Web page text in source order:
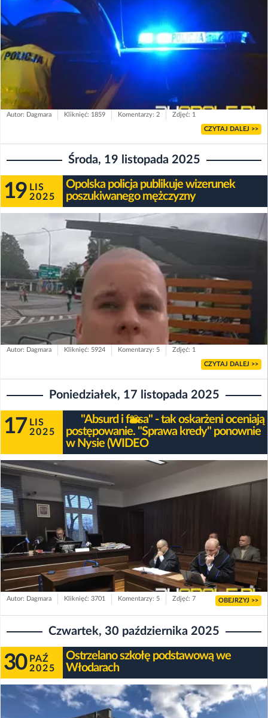
Autor: Dagmara Kliknięć: 1859 Komentarzy: 2 Zdjęć: 1
CZYTAJ DALEJ >>
Środa, 19 listopada 2025
19 LIS
2025
Opolska policja publikuje wizerunek
poszukiwanego mężczyzny
Autor: Dagmara Kliknięć: 5924 Komentarzy: 5 Zdjęć: 1
CZYTAJ DALEJ >>
Poniedziałek, 17 listopada 2025
17 LIS
2025
"Absurd i farsa" - tak oskarżeni oceniają
postępowanie. "Sprawa kredy" ponownie
w Nysie (WIDEO
Autor: Dagmara Kliknięć: 3701 Komentarzy: 5 Zdjęć: 7 OBEJRZYJ >>
Czwartek, 30 października 2025
30 PAŹ
2025
Ostrzelano szkołę podstawową we
Włodarach